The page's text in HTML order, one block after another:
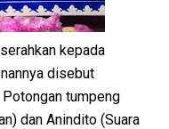
kepada
disebut
tumpeng
dan Anindito (Suara